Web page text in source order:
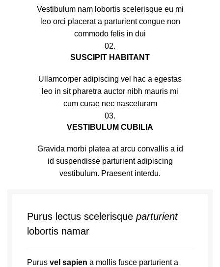
Vestibulum nam lobortis scelerisque eu mi
leo orci placerat a parturient congue non
commodo felis in dui
02.
SUSCIPIT HABITANT
Ullamcorper adipiscing vel hac a egestas
leo in sit pharetra auctor nibh mauris mi
cum curae nec nasceturam
03.
VESTIBULUM CUBILIA
Gravida morbi platea at arcu convallis a id
id suspendisse parturient adipiscing
vestibulum. Praesent interdu.
Purus lectus scelerisque parturient
lobortis namar
Purus vel sapien a mollis fusce parturient a